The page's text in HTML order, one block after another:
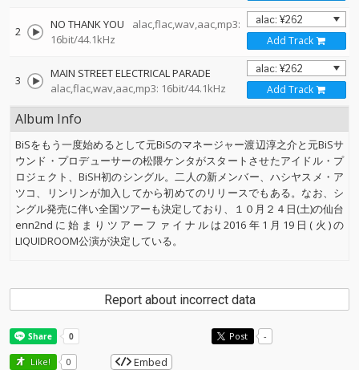
2 NO THANK YOU
alac,flac,wav,aac,mp3:
16bit/44.1kHz
Add Track
3
MAIN STREET ELECTRICAL PARADE
alac,flac,wav,aac,mp3: 16bit/44.1kHz
Add Track
Album Info
BiSをもう一度始めるとして元BiSのマネージャー渡辺淳之介と元BiSサ
ウンド・プロデューサーの松隈ケンタがスタートさせたアイドル・プ
ロジェクト、BiSH初のシングル。二人の新メンバー、ハシヤスメ・ア
ツコ、リンリンが加入してから初めてのリリースでもある。なお、シ
ングル発売に伴い全国ツアーも決定しており、１０月２４日(土)の仙台
enn2ndに始まりツアーファイナルは2016年1月19日(火)の
LIQUIDROOM公演が決定している。
Report about incorrect data
Post -
Like! 0 Embed